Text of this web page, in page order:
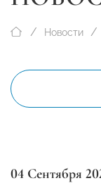
Новости
04 Сентября